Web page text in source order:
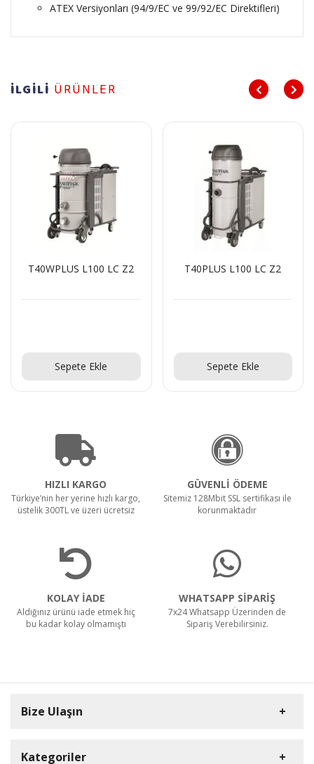
ATEX Versiyonları (94/9/EC ve 99/92/EC Direktifleri)
İLGİLİ ÜRÜNLER
T40WPLUS L100 LC Z2
Sepete Ekle
T40PLUS L100 LC Z2
Sepete Ekle
HIZLI KARGO
Türkiye’nin her yerine hızlı kargo,
üstelik 300TL ve üzeri ücretsiz
GÜVENLİ ÖDEME
Sitemiz 128Mbit SSL sertifikası ile
korunmaktadır
KOLAY İADE
Aldığınız ürünü iade etmek hiç
bu kadar kolay olmamıştı
WHATSAPP SİPARİŞ
7x24 Whatsapp Üzerinden de
Sipariş Verebilirsiniz.
Bize Ulaşın
Kategoriler